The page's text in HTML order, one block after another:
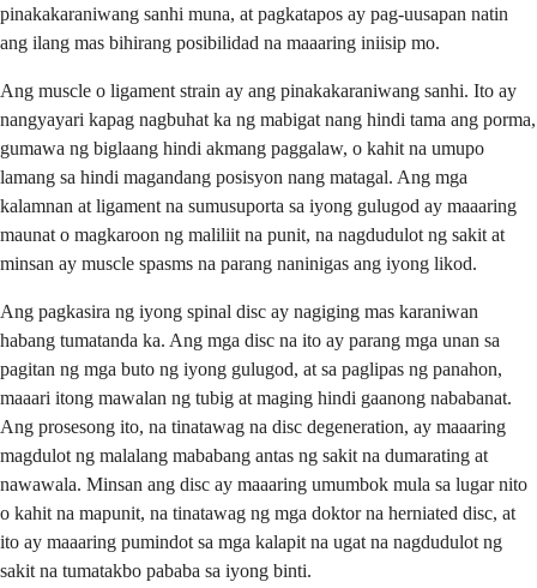
pinakakaraniwang sanhi muna, at pagkatapos ay pag-uusapan natin
ang ilang mas bihirang posibilidad na maaaring iniisip mo.
Ang muscle o ligament strain ay ang pinakakaraniwang sanhi. Ito ay
nangyayari kapag nagbuhat ka ng mabigat nang hindi tama ang porma,
gumawa ng biglaang hindi akmang paggalaw, o kahit na umupo
lamang sa hindi magandang posisyon nang matagal. Ang mga
kalamnan at ligament na sumusuporta sa iyong gulugod ay maaaring
maunat o magkaroon ng maliliit na punit, na nagdudulot ng sakit at
minsan ay muscle spasms na parang naninigas ang iyong likod.
Ang pagkasira ng iyong spinal disc ay nagiging mas karaniwan
habang tumatanda ka. Ang mga disc na ito ay parang mga unan sa
pagitan ng mga buto ng iyong gulugod, at sa paglipas ng panahon,
maaari itong mawalan ng tubig at maging hindi gaanong nababanat.
Ang prosesong ito, na tinatawag na disc degeneration, ay maaaring
magdulot ng malalang mababang antas ng sakit na dumarating at
nawawala. Minsan ang disc ay maaaring umumbok mula sa lugar nito
o kahit na mapunit, na tinatawag ng mga doktor na herniated disc, at
ito ay maaaring pumindot sa mga kalapit na ugat na nagdudulot ng
sakit na tumatakbo pababa sa iyong binti.